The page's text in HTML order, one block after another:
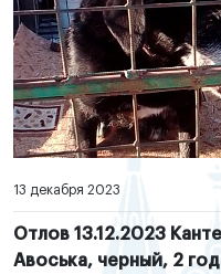
13 декабря 2023
Отлов 13.12.2023
Авоська, черный, 2